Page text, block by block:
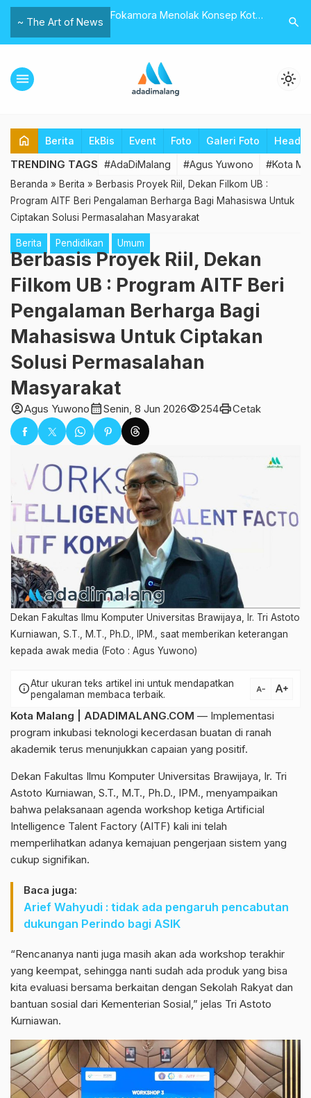
~ The Art of News
Fokamora Menolak Konsep Kota
Koalisi
search
menu light_mode
home Berita EkBis Event Foto Galeri Foto
TRENDING TAGS #AdaDiMalang #Agus Yuwono #Kota
Beranda » Berita » Berbasis Proyek Riil, Dekan Filkom UB :
Program AITF Beri Pengalaman Berharga Bagi Mahasiswa Untuk
Ciptakan Solusi Permasalahan Masyarakat
Berita Pendidikan Umum
Berbasis Proyek Riil, Dekan
Filkom UB : Program AITF Beri
Pengalaman Berharga Bagi
Mahasiswa Untuk Ciptakan
Solusi Permasalahan
Masyarakat
account_circleAgus Yuwonocalendar_monthSenin, 8 Jun 2026visibility254printCetak
Dekan Fakultas Ilmu Komputer Universitas Brawijaya, Ir. Tri Astoto
Kurniawan, S.T., M.T., Ph.D., IPM., saat memberikan keterangan
kepada awak media (Foto : Agus Yuwono)
infoAtur ukuran teks artikel ini untuk mendapatkan
pengalaman membaca terbaik.
text_decrease text_increase
Kota Malang | ADADIMALANG.COM — Implementasi
program inkubasi teknologi kecerdasan buatan di ranah
akademik terus menunjukkan capaian yang positif.
Dekan Fakultas Ilmu Komputer Universitas Brawijaya, Ir. Tri
Astoto Kurniawan, S.T., M.T., Ph.D., IPM., menyampaikan
bahwa pelaksanaan agenda workshop ketiga Artificial
Intelligence Talent Factory (AITF) kali ini telah
memperlihatkan adanya kemajuan pengerjaan sistem yang
cukup signifikan.
Baca juga:
Arief Wahyudi : tidak ada pengaruh pencabutan
dukungan Perindo bagi ASIK
“Rencananya nanti juga masih akan ada workshop terakhir
yang keempat, sehingga nanti sudah ada produk yang bisa
kita evaluasi bersama berkaitan dengan Sekolah Rakyat dan
bantuan sosial dari Kementerian Sosial,” jelas Tri Astoto
Kurniawan.